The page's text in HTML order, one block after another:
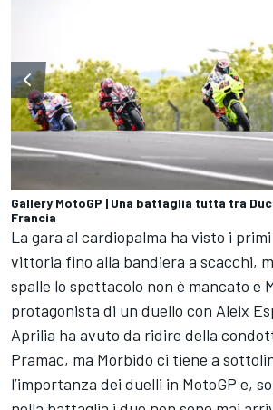
Gallery MotoGP | Una battaglia tutta tra
Francia
La gara al cardiopalma ha visto i
vittoria fino alla bandiera a scacchi,
spalle lo spettacolo non è mancato e
protagonista di un duello con Aleix
Aprilia ha avuto da ridire della
Pramac, ma Morbido ci tiene a
l’importanza dei duelli in MotoGP e,